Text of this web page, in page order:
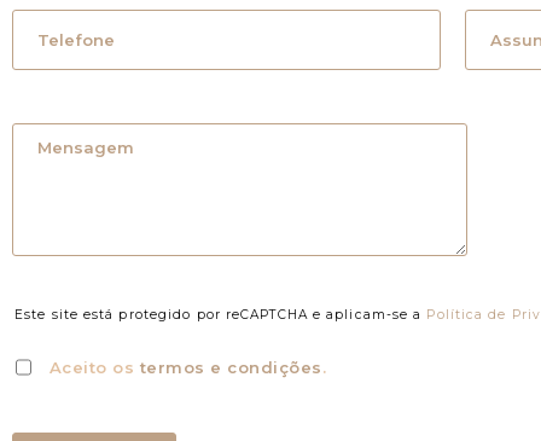
Este site está protegido por reCAPTCHA e aplicam-se a Política de
Aceito os termos e condições.